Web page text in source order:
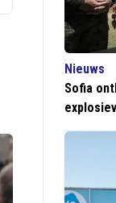
Nieuws
Sofia